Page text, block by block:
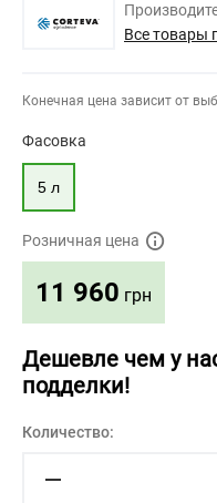
Все товары
Конечная цена зависит от
Фасовка
5 л
Розничная цена
11 960 грн
Дешевле чем у
подделки!
Количество: